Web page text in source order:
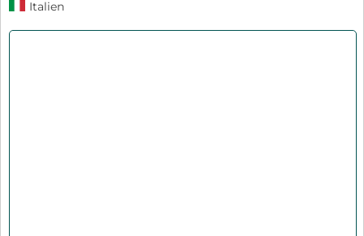
Italien